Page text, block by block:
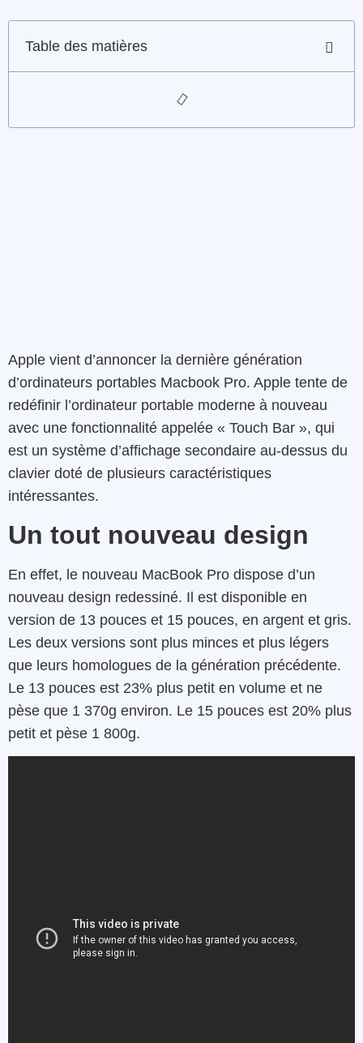
Table des matières
Apple vient d’annoncer la dernière génération
d’ordinateurs portables Macbook Pro. Apple tente de
redéfinir l’ordinateur portable moderne à nouveau
avec une fonctionnalité appelée « Touch Bar », qui
est un système d’affichage secondaire au-dessus du
clavier doté de plusieurs caractéristiques
intéressantes.
Un tout nouveau design
En effet, le nouveau MacBook Pro dispose d’un
nouveau design redessiné. Il est disponible en
version de 13 pouces et 15 pouces, en argent et gris.
Les deux versions sont plus minces et plus légers
que leurs homologues de la génération précédente.
Le 13 pouces est 23% plus petit en volume et ne
pèse que 1 370g environ. Le 15 pouces est 20% plus
petit et pèse 1 800g.